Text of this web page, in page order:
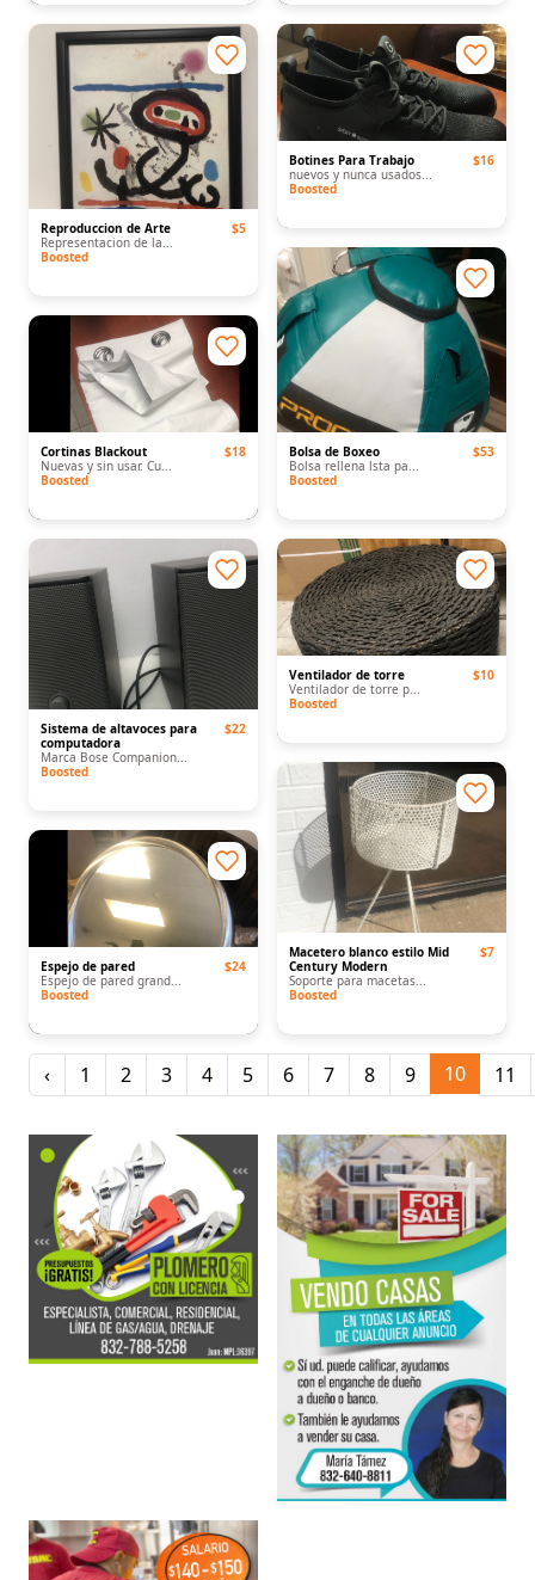
Reproduccion de Arte
Representacion de la...
$5
Boosted
Botines Para Trabajo
nuevos y nunca usados...
$16
Boosted
Cortinas Blackout
Nuevas y sin usar. Cu...
$18
Boosted
Bolsa de Boxeo
Bolsa rellena lsta pa...
$53
Boosted
Sistema de altavoces para
computadora
Marca Bose Companion...
$22
Boosted
Ventilador de torre
Ventilador de torre p...
$10
Boosted
Espejo de pared
Espejo de pared grand...
$24
Boosted
Macetero blanco estilo Mid
Century Modern
Soporte para macetas...
$7
Boosted
‹ 1 2 3 4 5 6 7 8 9 10 11